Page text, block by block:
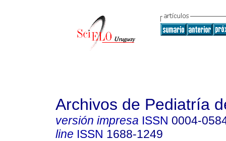
Archivos de Pediatría
versión impresa ISSN 0004-
line ISSN 1688-1249